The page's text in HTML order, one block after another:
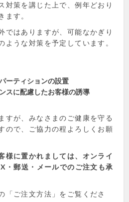
対策を講じた上で、例年どおり
ます。
ではありますが、可能なかぎり
ような対策を予定しています。
ーティションの設置
スに配慮したお客様の誘導
すが、みなさまのご健康を守る
ので、ご協力の程よろしくお願
様に置かれましては、オンライ
・郵送・メールでのご注文も承
「ご注文方法」をご覧くださ